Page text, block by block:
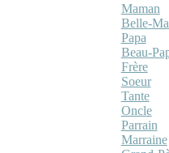
Maman
Belle-
Papa
Beau-
Frère
Soeur
Tante
Oncle
Parrain
Marraine